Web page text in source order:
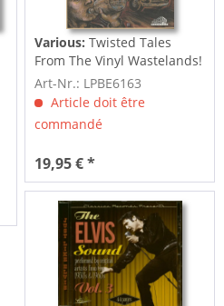
Various:Twisted Tales
From The Vinyl Wastelands!
Vol.5...
Art-Nr.: LPBE6163
Article doit être
commandé
19,95 € *